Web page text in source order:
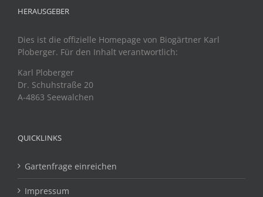
HERAUSGEBER
Dies ist die offizielle Homepage von Biogärtner Karl
Ploberger. Für den Inhalt verantwortlich:
Karl Ploberger
Dr. Schuhstraße 20
A-4863 Seewalchen
QUICKLINKS
Gartenfrage einreichen
Impressum